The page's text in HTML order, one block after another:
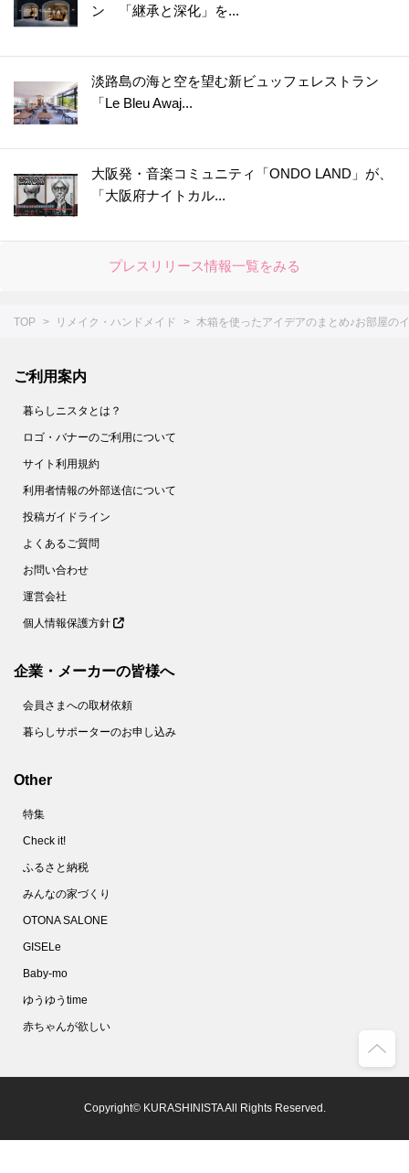
ン 「継承と深化」を...
淡路島の海と空を望む新ビュッフェレストラン
「Le Bleu Awaj...
大阪発・音楽コミュニティ「ONDO LAND」が、
「大阪府ナイトカル...
プレスリリース情報一覧をみる
TOP リメイク・ハンドメイド 木箱を使ったアイデアのまとめ♪お部屋の
ご利用案内
暮らしニスタとは？
ロゴ・バナーのご利用について
サイト利用規約
利用者情報の外部送信について
投稿ガイドライン
よくあるご質問
お問い合わせ
運営会社
個人情報保護方針
企業・メーカーの皆様へ
会員さまへの取材依頼
暮らしサポーターのお申し込み
Other
特集
Check it!
ふるさと納税
みんなの家づくり
OTONA SALONE
GISELe
Baby-mo
ゆうゆうtime
赤ちゃんが欲しい
Copyright© KURASHINISTA All Rights Reserved.